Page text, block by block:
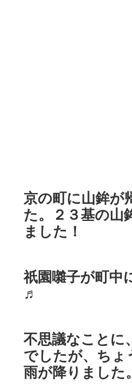
京の町に山鉾が
た。２３基の山
ました！
祇園囃子が町中
♬
不思議なことに
でしたが、ちょ
雨が降りました。